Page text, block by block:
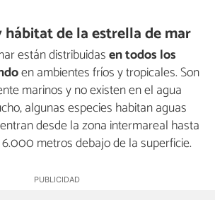
de la estrella de mar
están distribuidasen todos los
en ambientes fríos y tropicales. Son
marinos y no existen en el agua
algunas especies habitan aguas
desde la zona intermareal hasta
metros debajo de la superficie.